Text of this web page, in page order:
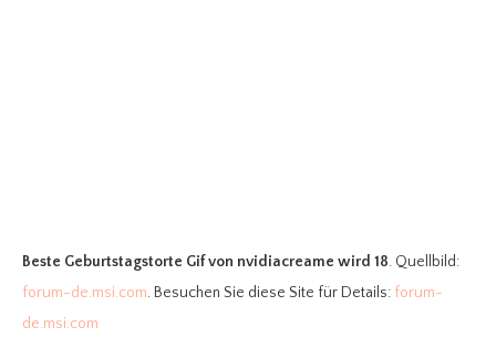
Beste Geburtstagstorte Gifvon nvidiacreame wird 18. Quellbild:
forum-de.msi.com. Besuchen Sie diese Site für Details: forum-
de.msi.com